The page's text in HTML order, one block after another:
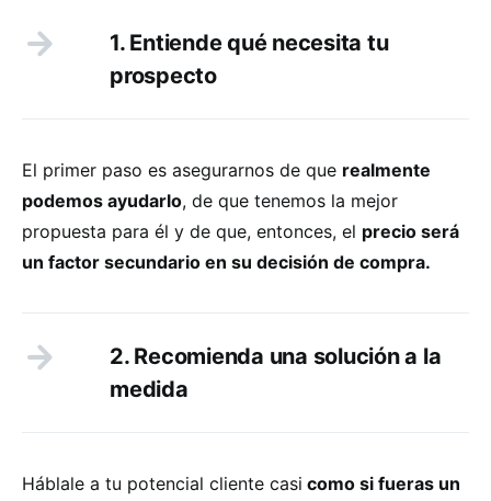
1. Entiende qué necesita tu
prospecto
El primer paso es asegurarnos de que realmente
podemos ayudarlo, de que tenemos la mejor
propuesta para él y de que, entonces, el precio será
un factor secundario en su decisión de compra.
2. Recomienda una solución a la
medida
Háblale a tu potencial cliente casi como si fueras un